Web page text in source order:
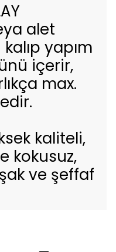
alet
yapım
içerir,
max.
kaliteli,
kokusuz,
ve şeffaf